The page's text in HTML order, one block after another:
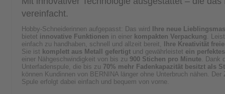
vereinfacht.
Hobby-Schneiderinnen aufgepasst: Das wird
Ihre neue
bietet innovative Funktionen in einer kompakten Verpackung.
einfach zu handhaben, schnell und allzeit bereit,
Ihre Kreativität
Sie ist komplett aus Metall gefertigt und gewährleistet ein
einer Nähgeschwindigkeit von bis zu 900 Stichen pro Minute. Dank
Unterfadenspule, die bis zu 70% mehr Fadenkapazität besitzt als
können Kundinnen von BERNINA länger ohne Unterbruch nähen. Der
Spule erfolgt dabei einfach und bequem von vorne.